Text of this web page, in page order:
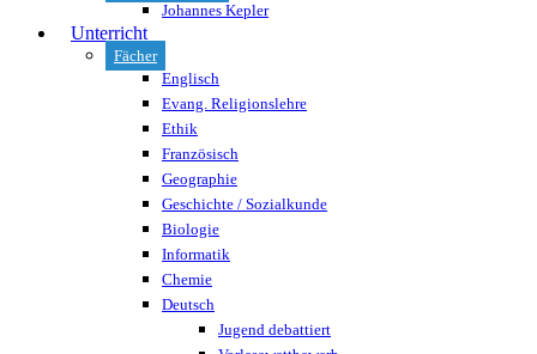
Johannes Kepler
Unterricht
Fächer
Englisch
Evang. Religionslehre
Ethik
Französisch
Geographie
Geschichte / Sozialkunde
Biologie
Informatik
Chemie
Deutsch
Jugend debattiert